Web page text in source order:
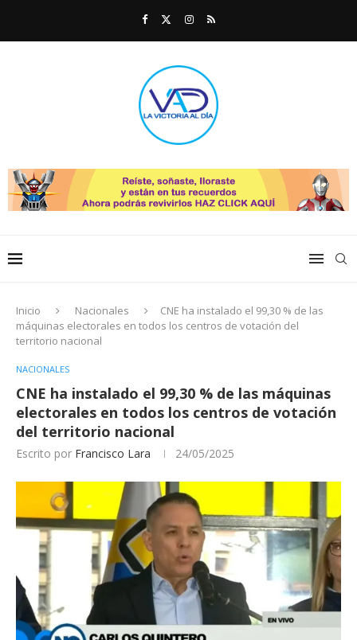
Inicio Nacionales
CNE ha instalado el 99,30 % de las
máquinas electorales en todos los centros de votación del
territorio nacional
NACIONALES
CNE ha instalado el 99,30 % de las máquinas
electorales en todos los centros de votación
del territorio nacional
Escrito por Francisco Lara 24/05/2025